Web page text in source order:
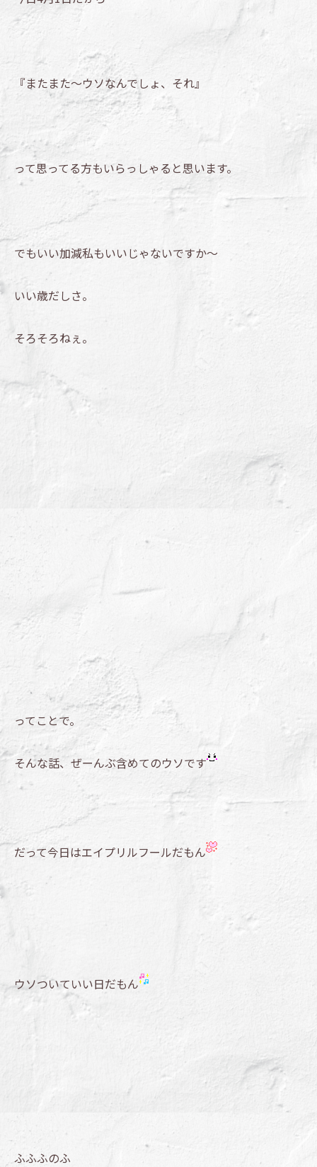
『またまた～ウソなんでしょ、それ』
って思ってる方もいらっしゃると思います。
でもいい加減私もいいじゃないですか～
いい歳だしさ。
そろそろねぇ。
ってことで。
そんな話、ぜーんぶ含めてのウソです
だって今日はエイプリルフールだもん
ウソついていい日だもん
ふふふのふ